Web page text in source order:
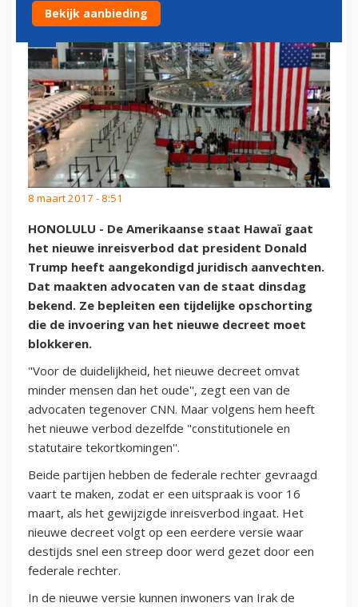
8 maart 2017 - 8:51
HONOLULU - De Amerikaanse staat Hawaï gaat
het nieuwe inreisverbod dat president Donald
Trump heeft aangekondigd juridisch aanvechten.
Dat maakten advocaten van de staat dinsdag
bekend. Ze bepleiten een tijdelijke opschorting
die de invoering van het nieuwe decreet moet
blokkeren.
"Voor de duidelijkheid, het nieuwe decreet omvat
minder mensen dan het oude'', zegt een van de
advocaten tegenover CNN. Maar volgens hem heeft
het nieuwe verbod dezelfde "constitutionele en
statutaire tekortkomingen''.
Beide partijen hebben de federale rechter gevraagd
vaart te maken, zodat er een uitspraak is voor 16
maart, als het gewijzigde inreisverbod ingaat. Het
nieuwe decreet volgt op een eerdere versie waar
destijds snel een streep door werd gezet door een
federale rechter.
In de nieuwe versie kunnen inwoners van Irak de
Bekijk aanbieding